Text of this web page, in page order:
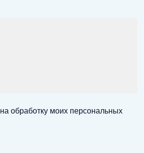
на обработку моих персональных